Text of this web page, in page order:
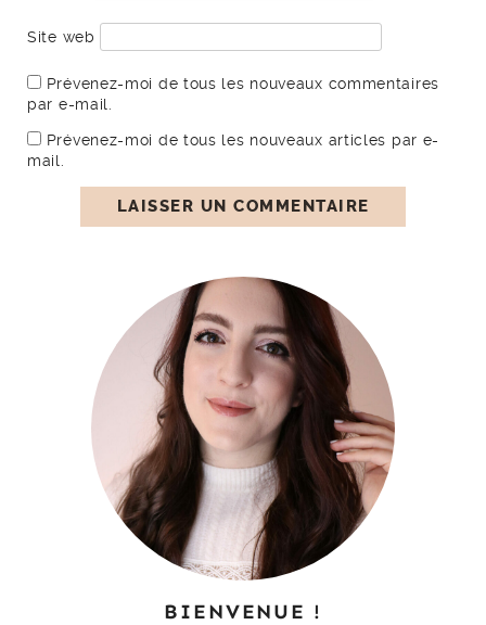
Site web
Prévenez-moi de tous les nouveaux commentaires
par e-mail.
Prévenez-moi de tous les nouveaux articles par e-
mail.
BIENVENUE !